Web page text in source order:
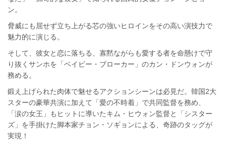
ン。
脅威にも屈せず立ち上がる芯の強いヒロインをその高い演技力で
魅力的に演じる。
そして、彼女と恋に落ちる、寡黙ながらも愛する者を命懸けで守
り抜くサンホを「ベイビー・ブローカー」のカン・ドンウォンが
務める。
鍛え上げられた肉体で魅せるアクションシーンは必見だ。韓国2大
スターの豪華共演に加えて「愛の不時着」で共同監督を務め、
「涙の女王」もヒットに導いたキム・ヒウォン監督と「シスター
ズ」を手掛けた脚本家チョン・ソギョンによる、奇跡のタッグが
実現！